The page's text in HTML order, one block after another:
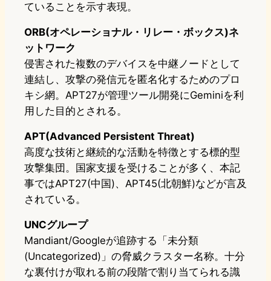
ていることを示す表現。
ORB(オペレーショナル・リレー・ボックス)ネ
ットワーク
侵害された複数のデバイスを中継ノードとして
連結し、攻撃の発信元を匿名化するためのプロ
キシ網。APT27が管理ツール開発にGeminiを利
用した目的とされる。
APT(Advanced Persistent Threat)
高度な技術と継続的な活動を特徴とする標的型
攻撃集団。国家支援を受けることが多く、本記
事ではAPT27(中国)、APT45(北朝鮮)などが言及
されている。
UNCグループ
Mandiant/Googleが追跡する「未分類
(Uncategorized)」の脅威クラスター名称。十分
な裏付けが取れる前の段階で割り当てられる識